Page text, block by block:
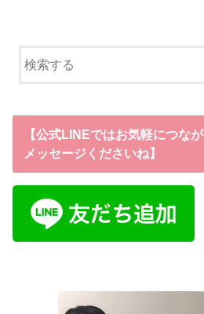
【公式LINEではお気軽につな
メッセージくださいね】